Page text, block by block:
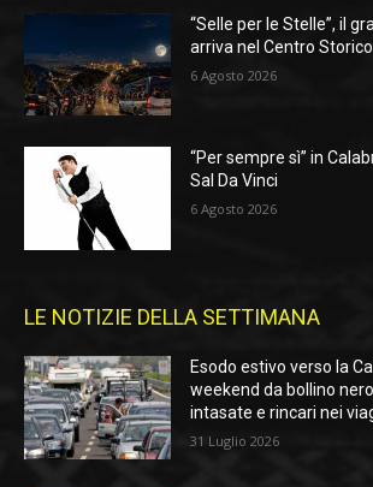
“Selle per le Stelle”, il
arriva nel Centro
6 Agosto 2026
“Per sempre sì” in
Sal Da Vinci
6 Agosto 2026
LE NOTIZIE DELLA SETTIMANA
Esodo estivo verso la
weekend da bollino
intasate e rincari nei
31 Luglio 2026